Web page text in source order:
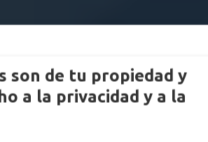
son de tu propiedad y
a la privacidad y a la